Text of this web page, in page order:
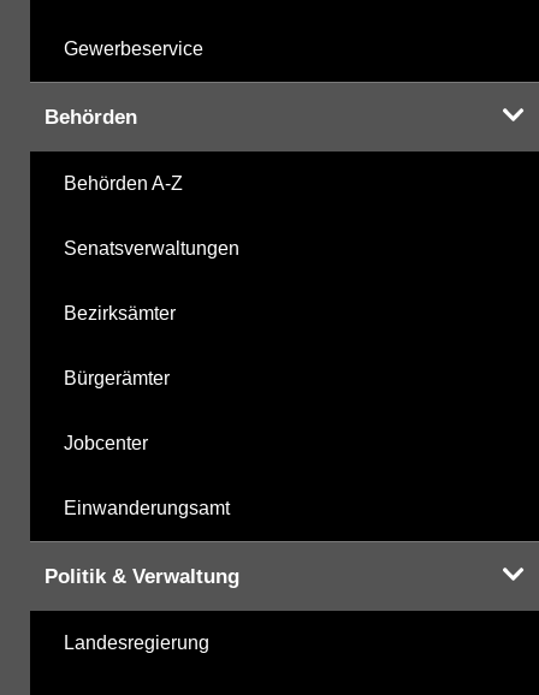
Gewerbeservice
Behörden
Behörden A-Z
Senatsverwaltungen
Bezirksämter
Bürgerämter
Jobcenter
Einwanderungsamt
Politik & Verwaltung
Landesregierung